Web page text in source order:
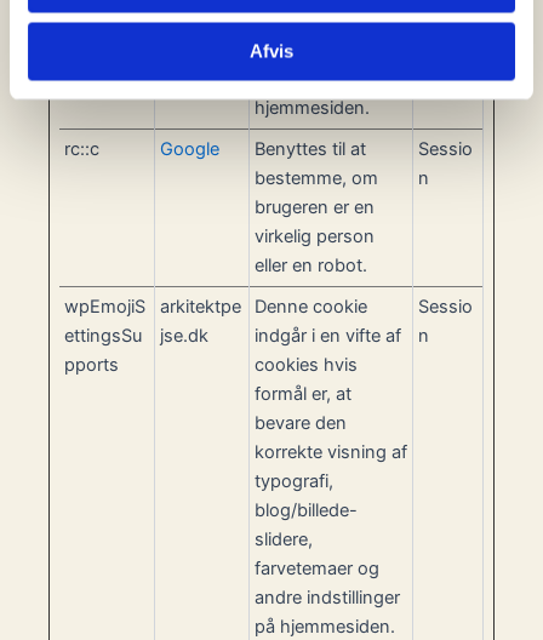
Afvis
skabelsen af
valide rapporter
om brugen af
hjemmesiden.
rc::c Google
Benyttes til at
bestemme, om
brugeren er en
virkelig person
eller en robot.
Sessio
n
wpEmojiS
ettingsSu
pports
arkitektpe
jse.dk
Denne cookie
indgår i en vifte af
cookies hvis
formål er, at
bevare den
korrekte visning af
typografi,
blog/billede-
slidere,
farvetemaer og
andre indstillinger
på hjemmesiden.
Sessio
n